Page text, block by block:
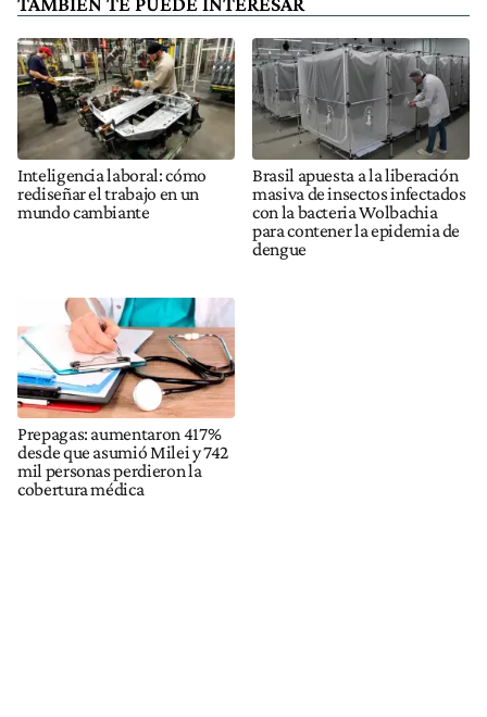
Inteligencia laboral: cómo
rediseñar el trabajo en un
mundo cambiante
Brasil apuesta a la liberación
masiva de insectos infectados
con la bacteria Wolbachia
para contener la epidemia de
dengue
Prepagas: aumentaron 417%
desde que asumió Milei y 742
mil personas perdieron la
cobertura médica